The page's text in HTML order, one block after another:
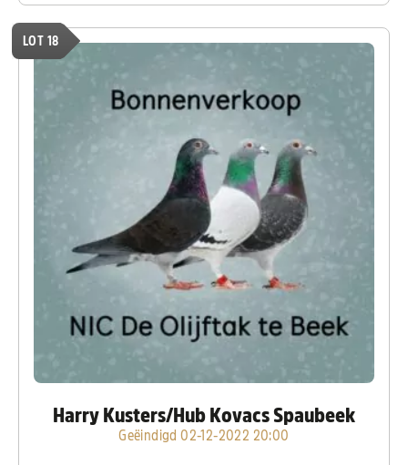
LOT 18
Harry Kusters/Hub Kovacs Spaubeek
Geëindigd 02-12-2022 20:00